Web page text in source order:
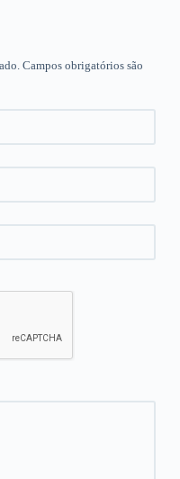
Campos obrigatórios são